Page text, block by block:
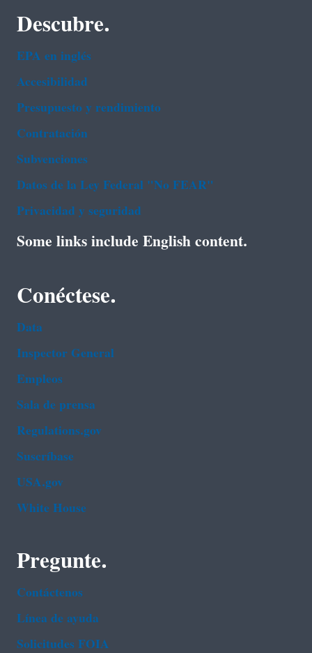
Descubre.
EPA en ingl‌és
Accesibilidad
Presupuesto y rendimiento
Contratación
Subvenciones
Datos de la Ley Federal "No FEAR"
Privacidad y seguridad
Some links include English content.
Conéctese.
Data
Inspector General
Empleos
Sala de prensa
Regulations.gov
Suscríbase
USA.gov
White House
Pregunte.
Contáctenos
Línea de ayuda
Solicitudes FOIA